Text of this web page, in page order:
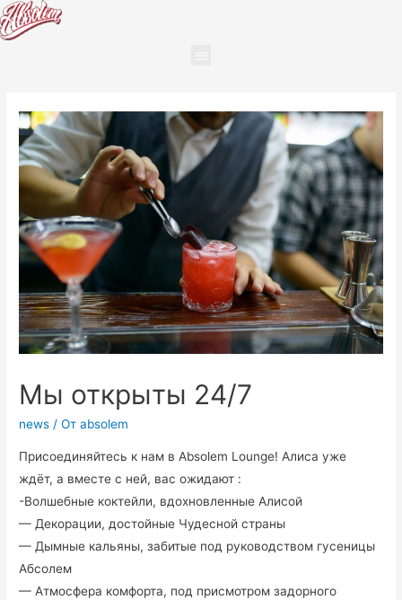
Мы открыты 24/7
news / От absolem
Присоединяйтесь к нам в Absolem Lounge! Алиса уже
ждёт, а вместе с ней, вас ожидают :
-Волшебные коктейли, вдохновленные Алисой
— Декорации, достойные Чудесной страны
— Дымные кальяны, забитые под руководством гусеницы
Абсолем
— Атмосфера комфорта, под присмотром задорного